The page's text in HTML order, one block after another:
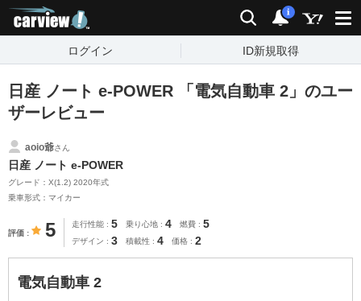
検索 通知
i
ログイン ID新規取得
日産 ノート e-POWER 「電気自動車 2」のユー
ザーレビュー
aoio爺さん
日産 ノート e-POWER
グレード：X(1.2) 2020年式
乗車形式：マイカー
評価 5 走行性能 5 乗り心地 4 燃費 5
デザイン 3 積載性 4 価格 2
電気自動車 2